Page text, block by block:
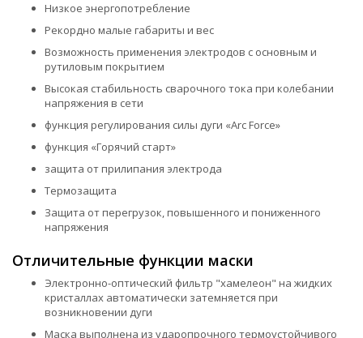
Низкое энергопотребление
Рекордно малые габариты и вес
Возможность применения электродов с основным и
рутиловым покрытием
Высокая стабильность сварочного тока при колебании
напряжения в сети
функция регулирования силы дуги «Arc Force»
функция «Горячий старт»
защита от прилипания электрода
Термозащита
Защита от перегрузок, повышенного и пониженного
напряжения
Отличительные функции маски
Электронно-оптический фильтр "хамелеон" на жидких
кристаллах автоматически затемняется при
возникновении дуги
Маска выполнена из ударопрочного термоустойчивого